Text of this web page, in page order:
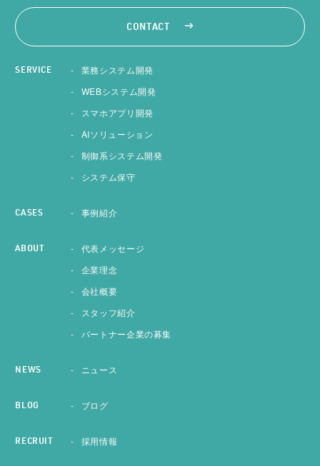
CONTACT
SERVICE
業務システム開発
WEBシステム開発
スマホアプリ開発
AIソリューション
制御系システム開発
システム保守
CASES 事例紹介
ABOUT
代表メッセージ
企業理念
会社概要
スタッフ紹介
パートナー企業の募集
NEWS ニュース
BLOG ブログ
RECRUIT 採用情報